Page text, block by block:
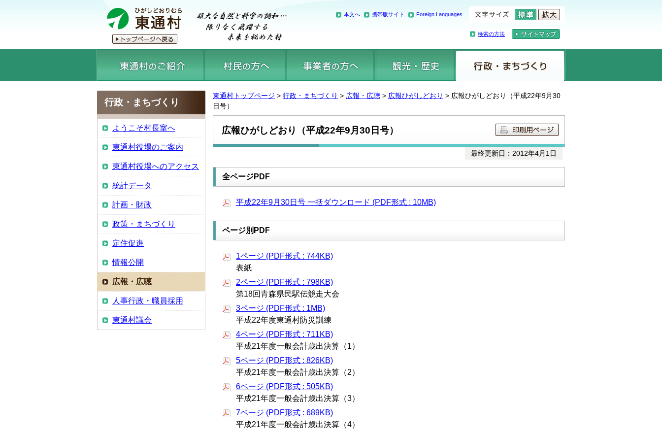
本文へ 携帯版サイト Foreign Languages
検索の方法
東通村トップページ > 行政・まちづくり > 広報・広聴 > 広報ひがしどおり > 広報ひがしどおり（平成22年9月30
日号）
広報ひがしどおり（平成22年9月30日号）
最終更新日：2012年4月1日
全ページPDF
平成22年9月30日号 一括ダウンロード (PDF形式 : 10MB)
ページ別PDF
1ページ (PDF形式 : 744KB)
表紙
2ページ (PDF形式 : 798KB)
第18回青森県民駅伝競走大会
3ページ (PDF形式 : 1MB)
平成22年度東通村防災訓練
4ページ (PDF形式 : 711KB)
平成21年度一般会計歳出決算（1）
5ページ (PDF形式 : 826KB)
平成21年度一般会計歳出決算（2）
6ページ (PDF形式 : 505KB)
平成21年度一般会計歳出決算（3）
7ページ (PDF形式 : 689KB)
平成21年度一般会計歳出決算（4）
行政・まちづくり
ようこそ村長室へ
東通村役場のご案内
東通村役場へのアクセス
統計データ
計画・財政
政策・まちづくり
定住促進
情報公開
広報・広聴
人事行政・職員採用
東通村議会